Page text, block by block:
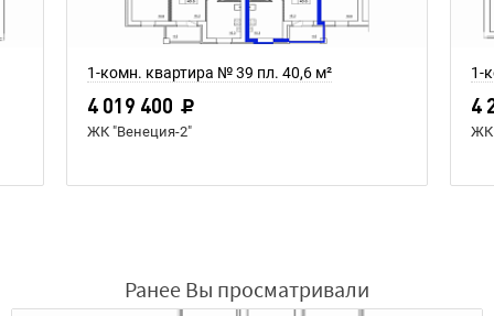
1-комн. квартира № 39 пл. 40,6 м²
4 019 400
ЖК "Венеция-2"
1-
4
ЖК
Ранее Вы просматривали